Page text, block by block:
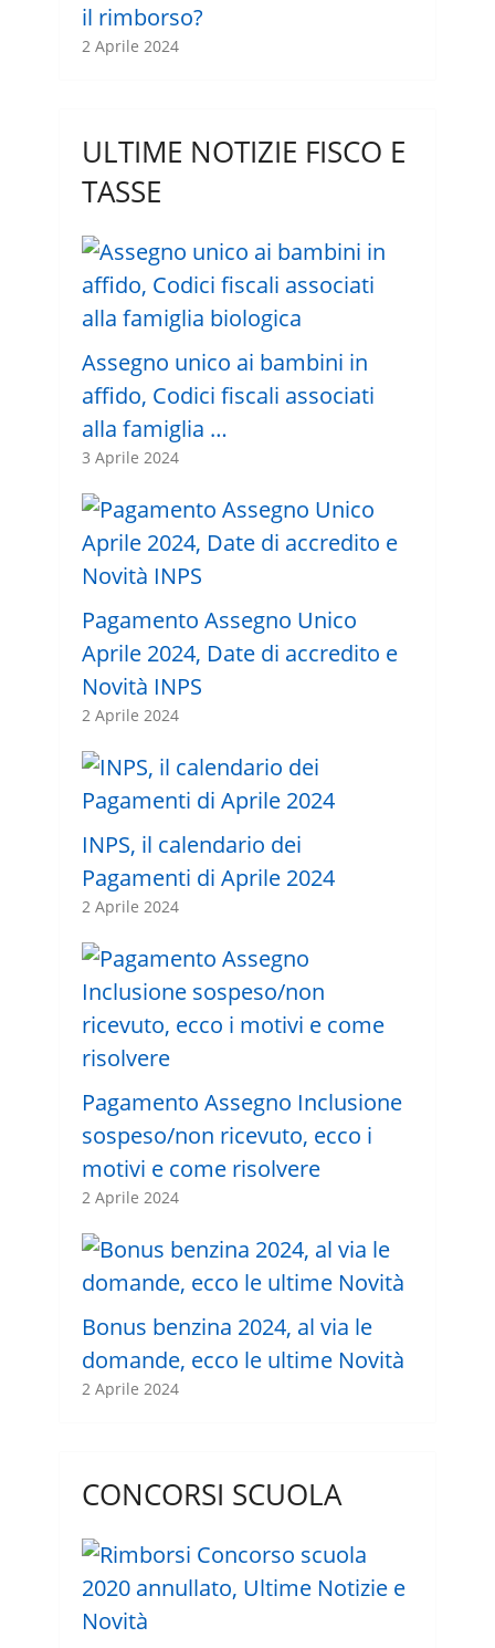
il rimborso?
2 Aprile 2024
ULTIME NOTIZIE FISCO E
TASSE
Assegno unico ai bambini in
affido, Codici fiscali associati
alla famiglia …
3 Aprile 2024
Pagamento Assegno Unico
Aprile 2024, Date di accredito e
Novità INPS
2 Aprile 2024
INPS, il calendario dei
Pagamenti di Aprile 2024
2 Aprile 2024
Pagamento Assegno Inclusione
sospeso/non ricevuto, ecco i
motivi e come risolvere
2 Aprile 2024
Bonus benzina 2024, al via le
domande, ecco le ultime Novità
2 Aprile 2024
CONCORSI SCUOLA